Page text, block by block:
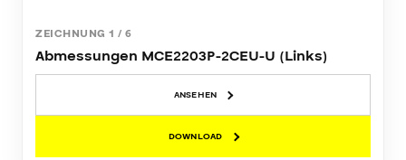
ZEICHNUNG 1 / 6
Abmessungen MCE2203P-2CEU-U (Links)
ANSEHEN
DOWNLOAD